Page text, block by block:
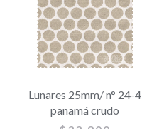
Lunares 25mm/ n° 24-4
panamá crudo